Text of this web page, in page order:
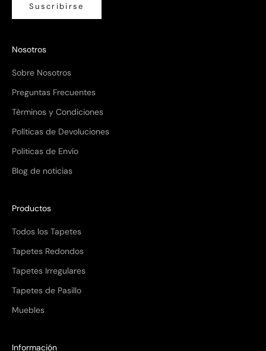
Suscribirse
Nosotros
Sobre Nosotros
Preguntas Frecuentes
Términos y Condiciones
Políticas de Devoluciones
Politicas de Envío
Blog de noticias
Productos
Todos los Tapetes
Tapetes Redondos
Tapetes Irregulares
Tapetes de Pasillo
Muebles
Información